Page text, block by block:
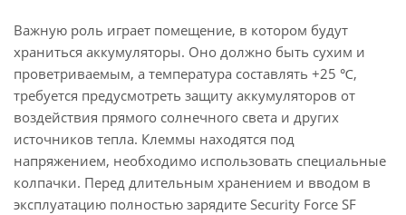
Важную роль играет помещение, в котором будут
храниться аккумуляторы. Оно должно быть сухим и
проветриваемым, а температура составлять +25 ℃,
требуется предусмотреть защиту аккумуляторов от
воздействия прямого солнечного света и других
источников тепла. Клеммы находятся под
напряжением, необходимо использовать специальные
колпачки. Перед длительным хранением и вводом в
эксплуатацию полностью зарядите Security Force SF